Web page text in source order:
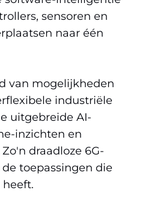
sensoren en
naar één
van mogelijkheden
industriële
uitgebreide AI-
inzichten en
draadloze 6G-
toepassingen die
heeft.